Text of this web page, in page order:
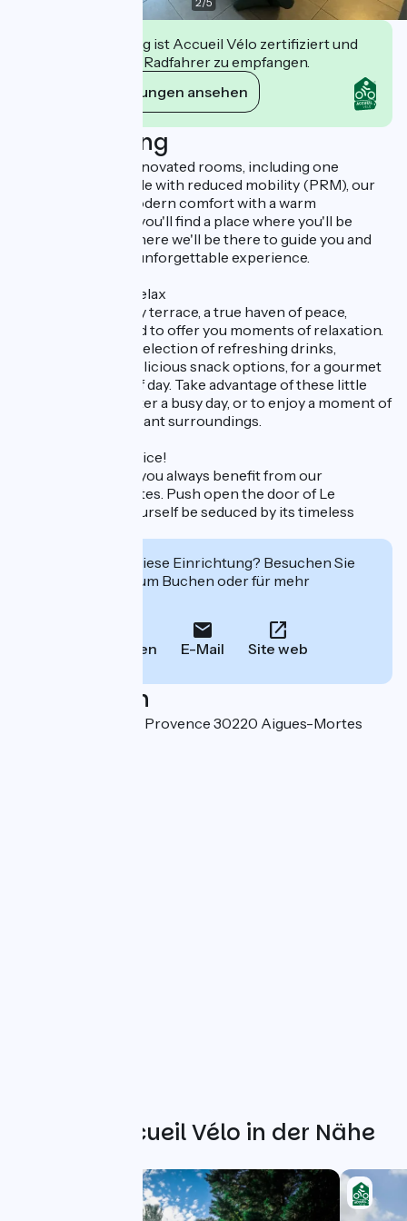
Diese Einrichtung ist Accueil Vélo zertifiziert und
verpflichtet sich, Radfahrer zu empfangen.
Ihre Verpflichtungen ansehen
Beschreibung
With 12 recently renovated rooms, including one
accessible to people with reduced mobility (PRM), our
hotel combines modern comfort with a warm
atmosphere. Here you'll find a place where you'll be
looked after, and where we'll be there to guide you and
make your stay an unforgettable experience.
A unique place to relax
Discover our sunny terrace, a true haven of peace,
tastefully decorated to offer you moments of relaxation.
The hotel offers a selection of refreshing drinks,
accompanied by delicious snack options, for a gourmet
break at any time of day. Take advantage of these little
treats to unwind after a busy day, or to enjoy a moment of
conviviality in pleasant surroundings.
Book at the best price!
By booking direct, you always benefit from our
guaranteed best rates. Push open the door of Le
Médiéval and let yourself be seduced by its timeless
Interessiert Sie diese Einrichtung? Besuchen Sie
deren Website zum Buchen oder für mehr
Anrufen E-Mail Site web
Localisation
221 avenue pont de Provence 30220 Aigues-Mortes
Weitere Accueil Vélo in der Nähe